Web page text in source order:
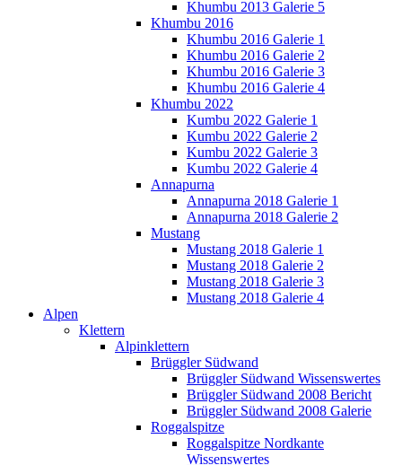
Khumbu 2013 Galerie 5
Khumbu 2016
Khumbu 2016 Galerie 1
Khumbu 2016 Galerie 2
Khumbu 2016 Galerie 3
Khumbu 2016 Galerie 4
Khumbu 2022
Kumbu 2022 Galerie 1
Kumbu 2022 Galerie 2
Kumbu 2022 Galerie 3
Kumbu 2022 Galerie 4
Annapurna
Annapurna 2018 Galerie 1
Annapurna 2018 Galerie 2
Mustang
Mustang 2018 Galerie 1
Mustang 2018 Galerie 2
Mustang 2018 Galerie 3
Mustang 2018 Galerie 4
Alpen
Klettern
Alpinklettern
Brüggler Südwand
Brüggler Südwand Wissenswertes
Brüggler Südwand 2008 Bericht
Brüggler Südwand 2008 Galerie
Roggalspitze
Roggalspitze Nordkante
Wissenswertes